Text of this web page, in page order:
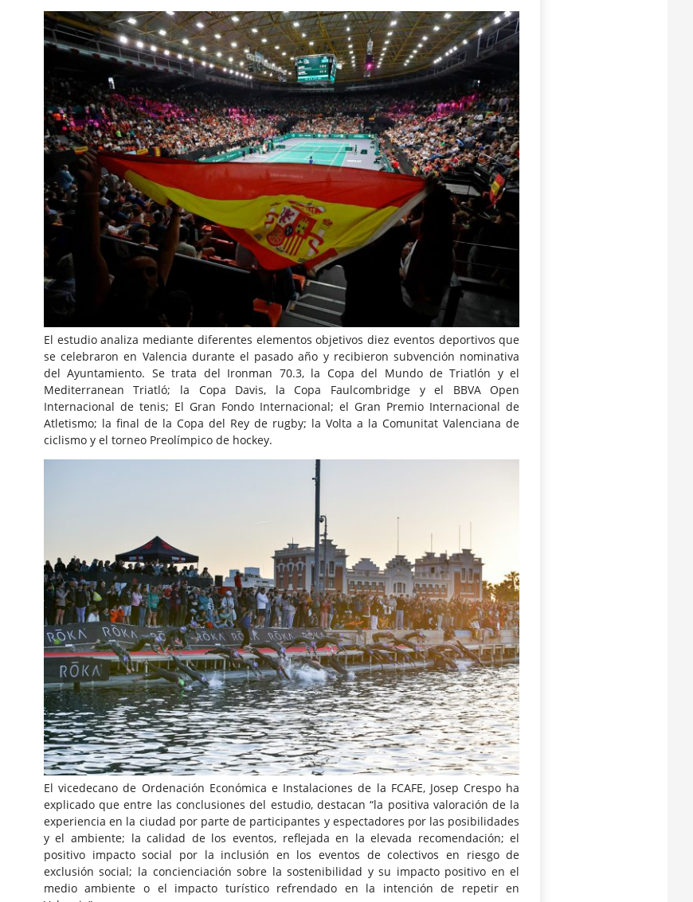
El estudio analiza mediante diferentes elementos objetivos diez eventos deportivos que
se celebraron en Valencia durante el pasado año y recibieron subvención nominativa
del Ayuntamiento. Se trata del Ironman 70.3, la Copa del Mundo de Triatlón y el
Mediterranean Triatló; la Copa Davis, la Copa Faulcombridge y el BBVA Open
Internacional de tenis; El Gran Fondo Internacional; el Gran Premio Internacional de
Atletismo; la final de la Copa del Rey de rugby; la Volta a la Comunitat Valenciana de
ciclismo y el torneo Preolímpico de hockey.
El vicedecano de Ordenación Económica e Instalaciones de la FCAFE, Josep Crespo ha
explicado que entre las conclusiones del estudio, destacan “la positiva valoración de la
experiencia en la ciudad por parte de participantes y espectadores por las posibilidades
y el ambiente; la calidad de los eventos, reflejada en la elevada recomendación; el
positivo impacto social por la inclusión en los eventos de colectivos en riesgo de
exclusión social; la concienciación sobre la sostenibilidad y su impacto positivo en el
medio ambiente o el impacto turístico refrendado en la intención de repetir en